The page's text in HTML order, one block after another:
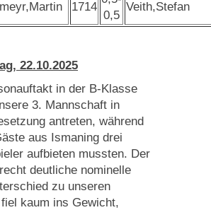
1714
0,5
Veith,Stefan
22.10.2025
in der B-Klasse
3. Mannschaft in
antreten, während
aus Ismaning drei
aufbieten mussten. Der
deutliche nominelle
zu unseren
kaum ins Gewicht,